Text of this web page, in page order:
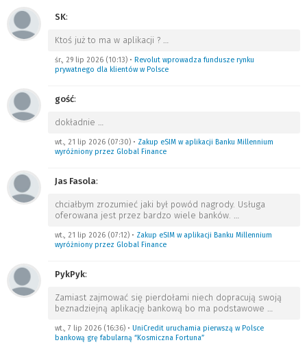
SK:
Ktoś już to ma w aplikacji ?
śr., 29 lip 2026 (10:13) • Revolut wprowadza fundusze rynku
prywatnego dla klientów w Polsce
gość:
dokładnie
wt., 21 lip 2026 (07:30) • Zakup eSIM w aplikacji Banku Millennium
wyróżniony przez Global Finance
Jas Fasola:
chciałbym zrozumieć jaki był powód nagrody. Usługa
oferowana jest przez bardzo wiele banków.
wt., 21 lip 2026 (07:12) • Zakup eSIM w aplikacji Banku Millennium
wyróżniony przez Global Finance
PykPyk:
Zamiast zajmować się pierdołami niech dopracują swoją
beznadziejną aplikację bankową bo ma podstawowe
wt., 7 lip 2026 (16:36) • UniCredit uruchamia pierwszą w Polsce
bankową grę fabularną “Kosmiczna Fortuna”